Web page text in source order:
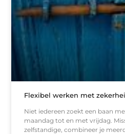
Flexibel werken met
Niet iedereen zoekt een baan
maandag tot en met vrijdag.
zelfstandige, combineer je